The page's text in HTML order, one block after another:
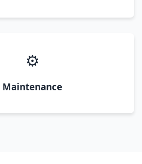
⚙️
Maintenance